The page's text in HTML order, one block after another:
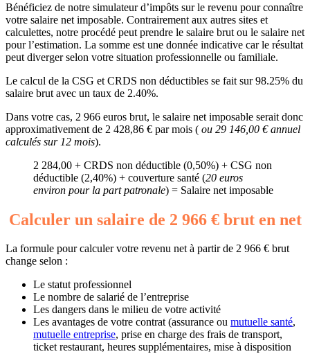
Bénéficiez de notre simulateur d’impôts sur le revenu pour connaître
votre salaire net imposable. Contrairement aux autres sites et
calculettes, notre procédé peut prendre le salaire brut ou le salaire net
pour l’estimation. La somme est une donnée indicative car le résultat
peut diverger selon votre situation professionnelle ou familiale.
Le calcul de la CSG et CRDS non déductibles se fait sur 98.25% du
salaire brut avec un taux de 2.40%.
Dans votre cas, 2 966 euros brut, le salaire net imposable serait donc
approximativement de 2 428,86 € par mois ( ou 29 146,00 € annuel
calculés sur 12 mois).
2 284,00 + CRDS non déductible (0,50%) + CSG non
déductible (2,40%) + couverture santé (20 euros
environ pour la part patronale) = Salaire net imposable
Calculer un salaire de 2 966 € brut en net
La formule pour calculer votre revenu net à partir de 2 966 € brut
change selon :
Le statut professionnel
Le nombre de salarié de l’entreprise
Les dangers dans le milieu de votre activité
Les avantages de votre contrat (assurance ou mutuelle santé,
mutuelle entreprise, prise en charge des frais de transport,
ticket restaurant, heures supplémentaires, mise à disposition